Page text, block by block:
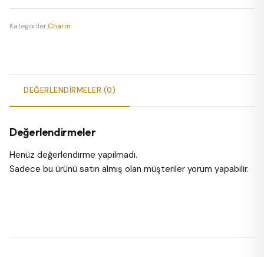
Kategoriler:Charm
DEĞERLENDIRMELER (0)
Değerlendirmeler
Henüz değerlendirme yapılmadı.
Sadece bu ürünü satın almış olan müşteriler yorum yapabilir.